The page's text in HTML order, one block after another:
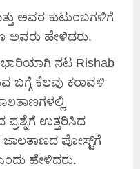
ಅವರ ಕುಟುಂಬಗಳಿಗೆ
ಹೇಳಿದರು.
ನಟ Rishab
ಬಗ್ಗೆ ಕೆಲವು ಕರಾವಳಿ
ಪ್ರಶ್ನೆಗೆ ಉತ್ತರಿಸಿದ
ಪೋಸ್ಟ್‌ಗೆ
ಹೇಳಿದರು.